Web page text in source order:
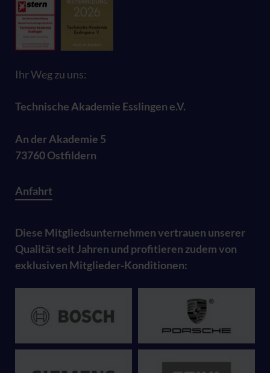
Ihr Weg zu uns:
Technische Akademie Esslingen e.V.
An der Akademie 5
73760 Ostfildern
Anfahrt
Diese Mitgliedsunternehmen vertrauen unserer
Qualität seit Jahren und profitieren zudem von
exklusiven Mitglieder-Konditionen: